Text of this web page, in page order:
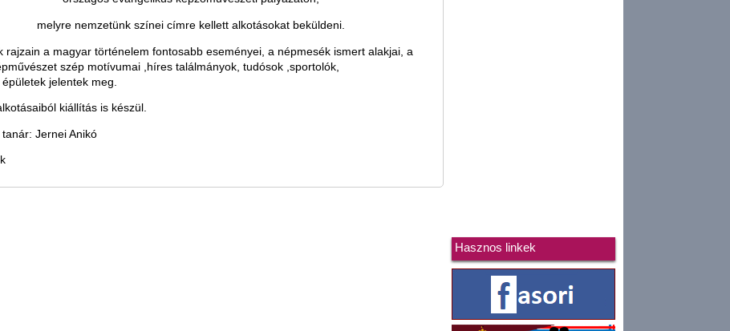
melyre nemzetünk színei címre kellett alkotásokat beküldeni.
rajzain a magyar történelem fontosabb eseményei, a népmesék ismert alakjai, a
szép motívumai ,híres találmányok, tudósok ,sportolók,
jelentek meg.
kiállítás is készül.
Jernei Anikó
Hasznos linkek